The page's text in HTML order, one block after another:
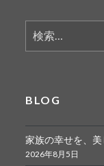
索:
BLOG
家族の幸せを、
2026年8月5日